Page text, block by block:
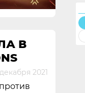
В
2021